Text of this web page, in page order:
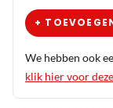
monic
+
We hebben ook
klik hier voor